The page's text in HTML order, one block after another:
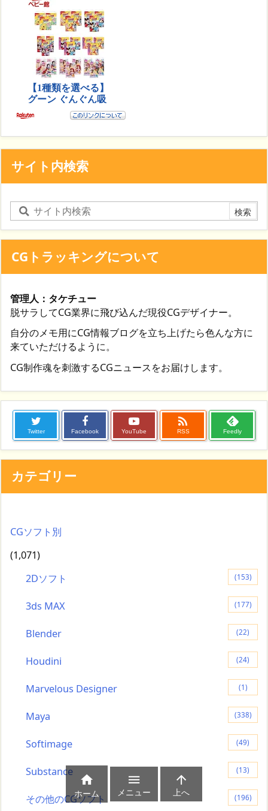
サイト内検索
CGトラッキングについて
管理人：タケチュー
脱サラしてCG業界に飛び込んだ現役CGデザイナー。
自分のメモ用にCG情報ブログを立ち上げたら色んな方に
来ていただけるように。
CG制作魂を刺激するCGニュースをお届けします。
Twitter Facebook YouTube

RSS Feedly
カテゴリー
CGソフト別
(1,071)
2Dソフト
(153)
3ds MAX (177)
Blender (22)
Houdini (24)
Marvelous Designer (1)
Maya (338)
Softimage (49)
Substance (13)
その他のCGソフト (196)

ホーム

メニュー

上へ